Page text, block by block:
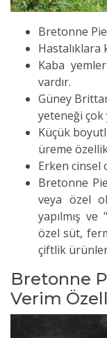
Bretonne Pie
Hastalıklara
Kaba
vardır.
Güney
yeteneği
Küçük
üreme
Erken cinsel
Bretonne
veya özel
yapılmış
özel süt,
çiftlik
Bretonne
Verim